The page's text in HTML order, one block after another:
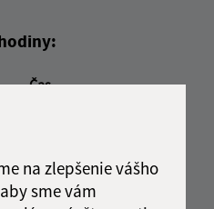
na zlepšenie vášho
sme vám
Čas
nestránkový deň
08:00 - 12:00